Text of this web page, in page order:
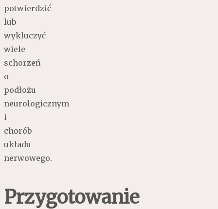
potwierdzić
lub
wykluczyć
wiele
schorzeń
o
podłożu
neurologicznym
i
chorób
układu
nerwowego.
Przygotowanie